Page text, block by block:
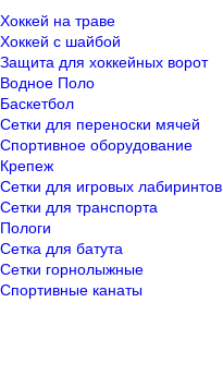
Хоккей на траве
Хоккей с шайбой
Защита для хоккейных ворот
Водное Поло
Баскетбол
Сетки для переноски мячей
Спортивное оборудование
Крепеж
Сетки для игровых лабиринтов
Сетки для транспорта
Пологи
Сетка для батута
Сетки горнолыжные
Спортивные канаты